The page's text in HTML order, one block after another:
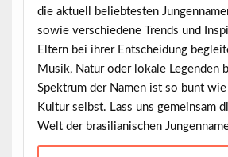
die aktuell beliebtesten
sowie verschiedene Trends und
Eltern bei ihrer Entscheidung
Musik, Natur oder lokale Legenden
Spektrum der Namen ist so bunt
Kultur selbst. Lass uns gemeinsam
Welt der brasilianischen